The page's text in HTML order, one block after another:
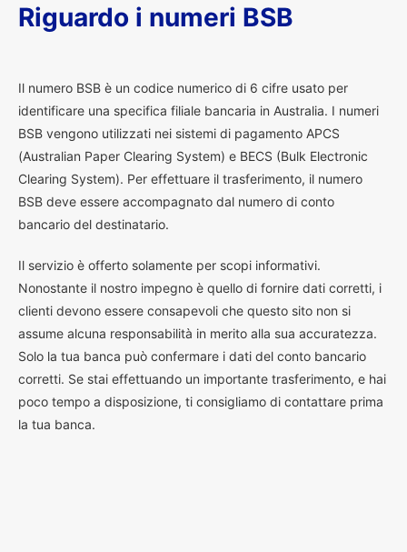
Riguardo i numeri BSB
Il numero BSB è un codice numerico di 6 cifre usato per
identificare una specifica filiale bancaria in Australia. I numeri
BSB vengono utilizzati nei sistemi di pagamento APCS
(Australian Paper Clearing System) e BECS (Bulk Electronic
Clearing System). Per effettuare il trasferimento, il numero
BSB deve essere accompagnato dal numero di conto
bancario del destinatario.
Il servizio è offerto solamente per scopi informativi.
Nonostante il nostro impegno è quello di fornire dati corretti, i
clienti devono essere consapevoli che questo sito non si
assume alcuna responsabilità in merito alla sua accuratezza.
Solo la tua banca può confermare i dati del conto bancario
corretti. Se stai effettuando un importante trasferimento, e hai
poco tempo a disposizione, ti consigliamo di contattare prima
la tua banca.